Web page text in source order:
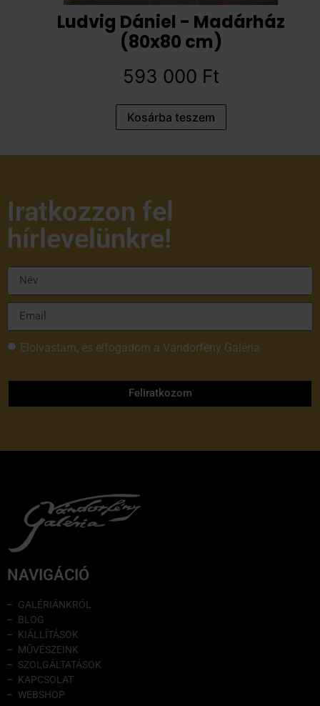
Ludvig Dániel - Madárház
(80x80 cm)
593 000 Ft
Kosárba teszem
Iratkozzon fel
hírlevelünkre!
Elolvastam, és elfogadom a Vándorfény Galéria
Feliratkozom
NAVIGÁCIÓ
GALÉRIÁNKRÓL
BLOG
KIÁLLÍTÁSOK
MŰVÉSZEINK
SZOLGÁLTATÁSOK
KAPCSOLAT
WEBSHOP